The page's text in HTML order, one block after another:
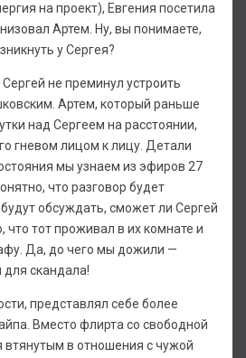
на проект), Евгения посетила
Артем. Ну, вы понимаете,
у Сергея?
не преминул устроить
Артем, который раньше
над Сергеем на расстоянии,
гневом лицом к лицу. Детали
мы узнаем из эфиров 27
что разговор будет
обсуждать, сможет ли Сергей
что тот проживал в их комнате и
Да, до чего мы дожили —
скандала!
представлял себе более
Вместо флирта со свободной
втянутым в отношения с чужой